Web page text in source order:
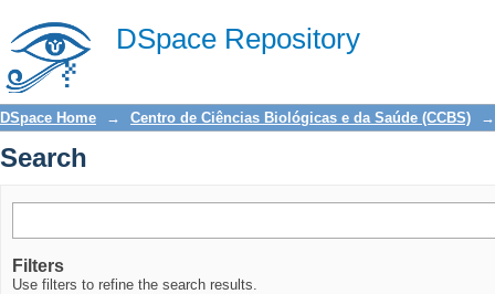
DSpace Repository
Search
DSpace Home → Centro de Ciências Biológicas e da Saúde (CCBS) →
Search
Filters
Use filters to refine the search results.